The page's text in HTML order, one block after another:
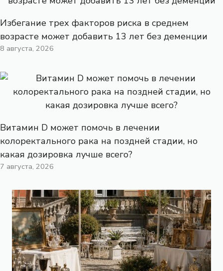
Избегание трех факторов риска в среднем
возрасте может добавить 13 лет без деменции
8 августа, 2026
Витамин D может помочь в лечении
колоректального рака на поздней стадии, но
какая дозировка лучше всего?
7 августа, 2026